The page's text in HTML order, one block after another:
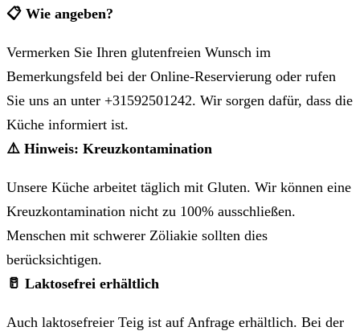
📋 Wie angeben?
Vermerken Sie Ihren glutenfreien Wunsch im
Bemerkungsfeld bei der Online-Reservierung oder rufen
Sie uns an unter +31592501242. Wir sorgen dafür, dass die
Küche informiert ist.
⚠️ Hinweis: Kreuzkontamination
Unsere Küche arbeitet täglich mit Gluten. Wir können eine
Kreuzkontamination nicht zu 100% ausschließen.
Menschen mit schwerer Zöliakie sollten dies
berücksichtigen.
🥛 Laktosefrei erhältlich
Auch laktosefreier Teig ist auf Anfrage erhältlich. Bei der